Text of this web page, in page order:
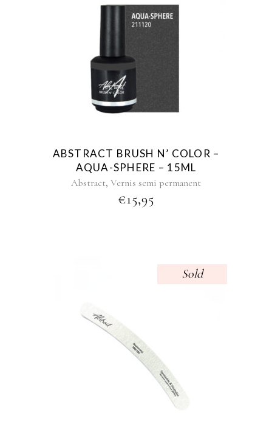
ABSTRACT BRUSH N’ COLOR –
AQUA-SPHERE – 15ML
Abstract, Vernis semi permanent
€15,95
Sold